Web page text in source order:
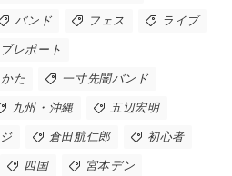
バンド フェス ライブ
レポート
た 一寸先闇バンド
九州・沖縄 五辺宏明
倉田航仁郎 初心者
四国 宮本デン